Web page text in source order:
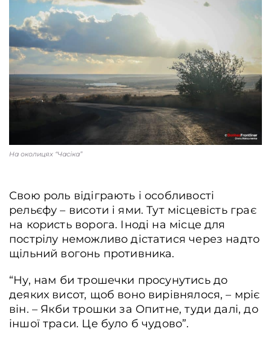
На околицях “Часіка”
Свою роль відіграють і особливості
рельєфу – висоти і ями. Тут місцевість грає
на користь ворога. Іноді на місце для
пострілу неможливо дістатися через надто
щільний вогонь противника.
“Ну, нам би трошечки просунутись до
деяких висот, щоб воно вирівнялося, – мріє
він. – Якби трошки за Опитне, туди далі, до
іншої траси. Це було б чудово”.